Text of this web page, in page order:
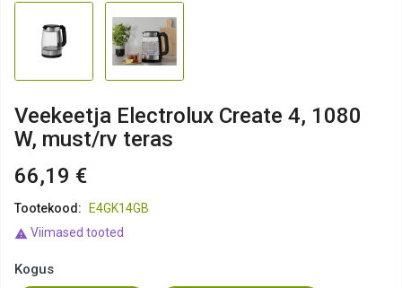
Veekeetja Electrolux Create 4, 1080
W, must/rv teras
66,19 €
Tootekood: E4GK14GB
 Viimased tooted
Kogus